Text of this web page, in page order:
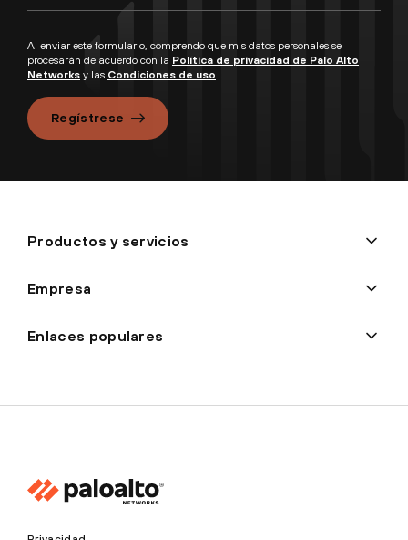
Al enviar este formulario, comprendo que mis datos personales se
procesarán de acuerdo con la Política de privacidad de Palo Alto
Networks y las Condiciones de uso
Regístrese
Productos y servicios
Empresa
Enlaces populares